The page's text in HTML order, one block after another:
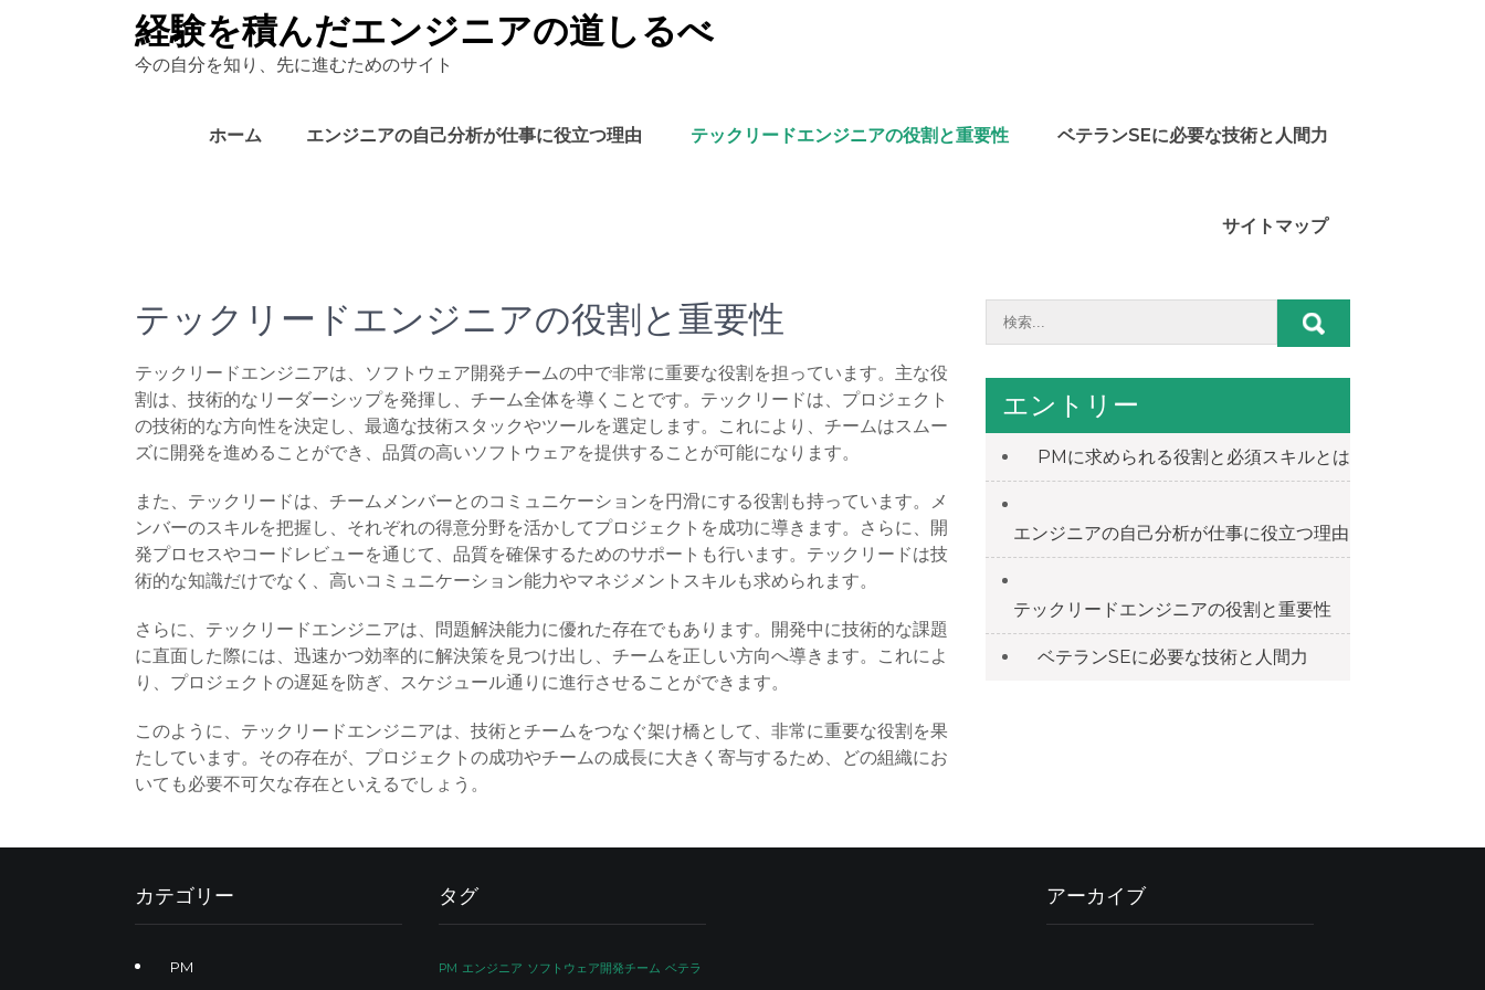
経験を積んだエンジニアの道しるべ
今の自分を知り、先に進むためのサイト
ホーム エンジニアの自己分析が仕事に役立つ理由 テックリードエンジニアの役割と重要性 ベテランSEに必要な技術と人間力
サイトマップ
テックリードエンジニアの役割と重要性
テックリードエンジニアは、ソフトウェア開発チームの中で非常に重要な役割を担っています。主な役
割は、技術的なリーダーシップを発揮し、チーム全体を導くことです。テックリードは、プロジェクト
の技術的な方向性を決定し、最適な技術スタックやツールを選定します。これにより、チームはスムー
ズに開発を進めることができ、品質の高いソフトウェアを提供することが可能になります。
また、テックリードは、チームメンバーとのコミュニケーションを円滑にする役割も持っています。メ
ンバーのスキルを把握し、それぞれの得意分野を活かしてプロジェクトを成功に導きます。さらに、開
発プロセスやコードレビューを通じて、品質を確保するためのサポートも行います。テックリードは技
術的な知識だけでなく、高いコミュニケーション能力やマネジメントスキルも求められます。
さらに、テックリードエンジニアは、問題解決能力に優れた存在でもあります。開発中に技術的な課題
に直面した際には、迅速かつ効率的に解決策を見つけ出し、チームを正しい方向へ導きます。これによ
り、プロジェクトの遅延を防ぎ、スケジュール通りに進行させることができます。
このように、テックリードエンジニアは、技術とチームをつなぐ架け橋として、非常に重要な役割を果
たしています。その存在が、プロジェクトの成功やチームの成長に大きく寄与するため、どの組織にお
いても必要不可欠な存在といえるでしょう。
エントリー
PMに求められる役割と必須スキルとは
エンジニアの自己分析が仕事に役立つ理由
テックリードエンジニアの役割と重要性
ベテランSEに必要な技術と人間力
カテゴリー
PM
タグ
PM エンジニア ソフトウェア開発チーム ベテラ
アーカイブ